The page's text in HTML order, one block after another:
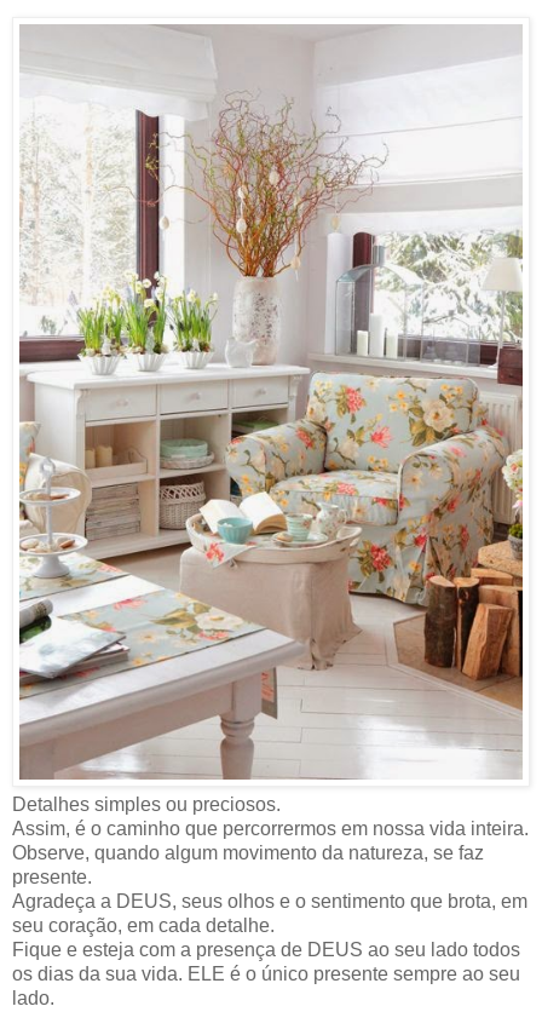
Detalhes simples ou preciosos.
Assim, é o caminho que percorrermos em nossa vida inteira.
Observe, quando algum movimento da natureza, se faz
presente.
Agradeça a DEUS, seus olhos e o sentimento que brota, em
seu coração, em cada detalhe.
Fique e esteja com a presença de DEUS ao seu lado todos
os dias da sua vida. ELE é o único presente sempre ao seu
lado.